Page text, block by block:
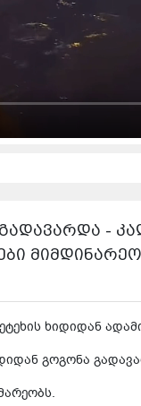
-
ხიდიდან
გოგონა